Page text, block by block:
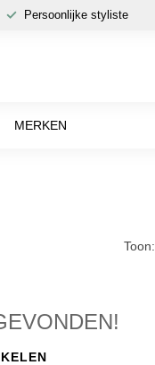
Persoonlijke styliste
MERKEN
Toon: